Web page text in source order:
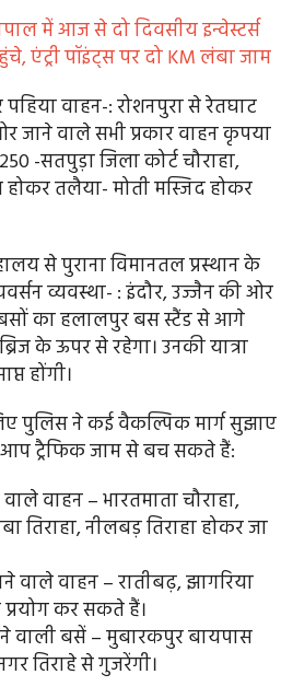
में आज से दो दिवसीय इन्वेस्टर्स
एंट्री पॉइंट्स पर दो KM लंबा जाम
पहिया वाहन-: रोशनपुरा से रेतघाट
जाने वाले सभी प्रकार वाहन कृपया
-सतपुड़ा जिला कोर्ट चौराहा,
होकर तलैया- मोती मस्जिद होकर
से पुराना विमानतल प्रस्थान के
व्यवस्था- : इंदौर, उज्जैन की ओर
का हलालपुर बस स्टैंड से आगे
के ऊपर से रहेगा। उनकी यात्रा
होंगी।
पुलिस ने कई वैकल्पिक मार्ग सुझाए
ट्रैफिक जाम से बच सकते हैं:
वाहन – भारतमाता चौराहा,
तिराहा, नीलबड़ तिराहा होकर जा
वाले वाहन – रातीबढ़, झागरिया
प्रयोग कर सकते हैं।
वाली बसें – मुबारकपुर बायपास
तिराहे से गुजरेंगी।